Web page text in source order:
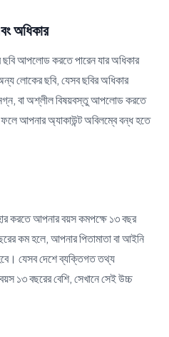
অধিকার
আপলোড করতে পারেন যার অধিকার
লোকের ছবি, যেসব ছবির অধিকার
বা অশ্লীল বিষয়বস্তু আপলোড করতে
আপনার অ্যাকাউন্ট অবিলম্বে বন্ধ হতে
আপনার বয়স কমপক্ষে ১৩ বছর
কম হলে, আপনার পিতামাতা বা আইনি
যেসব দেশে ব্যক্তিগত তথ্য
১৩ বছরের বেশি, সেখানে সেই উচ্চ